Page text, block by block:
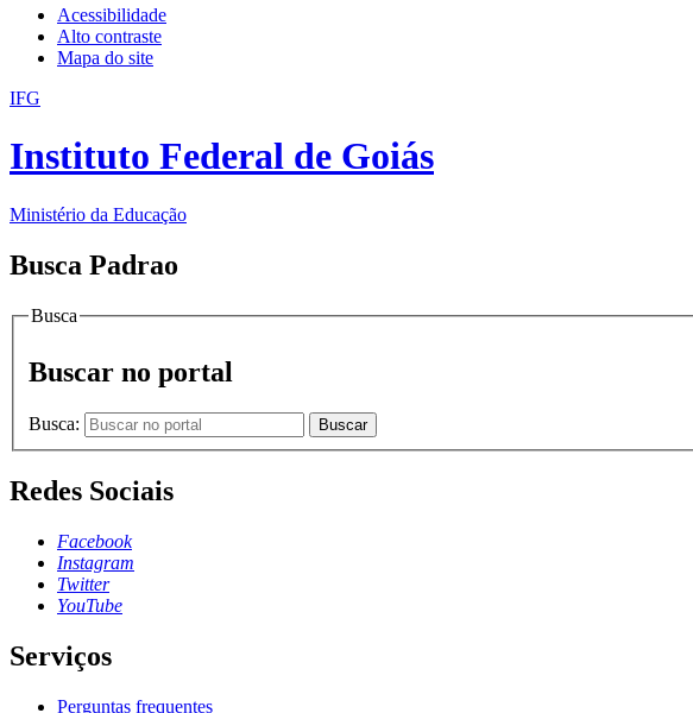
Acessibilidade
Alto contraste
Mapa do site
IFG
Instituto Federal de Goiás
Ministério da Educação
Busca Padrao
Busca
Buscar no portal
Busca: Buscar
Redes Sociais
Facebook
Instagram
Twitter
YouTube
Serviços
Perguntas frequentes